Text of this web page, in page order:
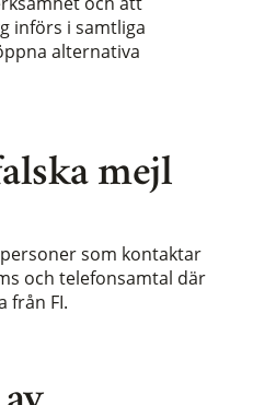
mejl
som kontaktar
och telefonsamtal där
från FI.
införs i samtliga
alternativa